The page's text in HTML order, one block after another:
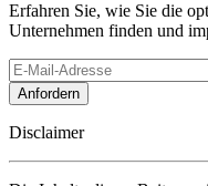
Erfahren Sie, wie Sie die
Unternehmen finden und
Disclaimer